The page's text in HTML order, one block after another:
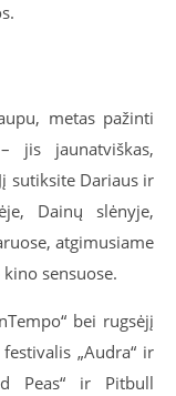
metas pažinti
jis jaunatviškas,
sutiksite Dariaus ir
Dainų slėnyje,
atgimusiame
kino sensuose.
bei rugsėjį
„Audra“ ir
Peas“ ir Pitbull